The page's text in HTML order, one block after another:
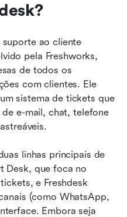
suporte ao cliente
pela Freshworks,
de todos os
com clientes. Ele
sistema de tickets que
e-mail, chat, telefone
linhas principais de
Desk, que foca no
e Freshdesk
(como WhatsApp,
Embora seja